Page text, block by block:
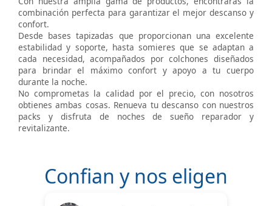
combinación perfecta para garantizar el mejor descanso y
confort.
Desde bases tapizadas que proporcionan una excelente
estabilidad y soporte, hasta somieres que se adaptan a
cada necesidad, acompañados por colchones diseñados
para brindar el máximo confort y apoyo a tu cuerpo
durante la noche.
No comprometas la calidad por el precio, con nosotros
obtienes ambas cosas. Renueva tu descanso con nuestros
packs y disfruta de noches de sueño reparador y
revitalizante.
Confian y nos eligen